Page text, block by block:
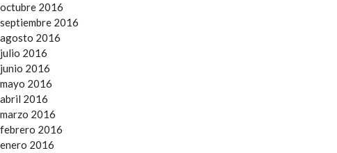
octubre 2016
septiembre 2016
agosto 2016
julio 2016
junio 2016
mayo 2016
abril 2016
marzo 2016
febrero 2016
enero 2016